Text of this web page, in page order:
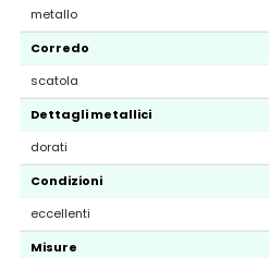
metallo
Corredo
scatola
Dettagli metallici
dorati
Condizioni
eccellenti
Misure